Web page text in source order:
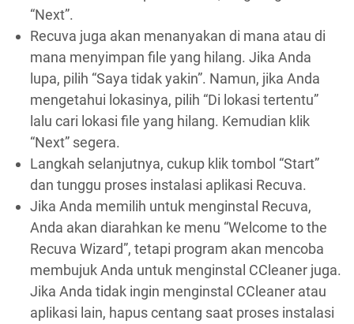
“Next”.
Recuva juga akan menanyakan di mana atau di
mana menyimpan file yang hilang. Jika Anda
lupa, pilih “Saya tidak yakin”. Namun, jika Anda
mengetahui lokasinya, pilih “Di lokasi tertentu”
lalu cari lokasi file yang hilang. Kemudian klik
“Next” segera.
Langkah selanjutnya, cukup klik tombol “Start”
dan tunggu proses instalasi aplikasi Recuva.
Jika Anda memilih untuk menginstal Recuva,
Anda akan diarahkan ke menu “Welcome to the
Recuva Wizard”, tetapi program akan mencoba
membujuk Anda untuk menginstal CCleaner juga.
Jika Anda tidak ingin menginstal CCleaner atau
aplikasi lain, hapus centang saat proses instalasi